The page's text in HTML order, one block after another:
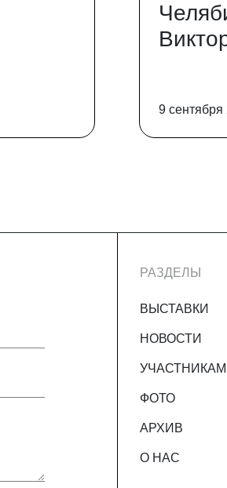
9 сентября
РАЗДЕЛЫ
ВЫСТАВКИ
НОВОСТИ
УЧАСТНИКАМ
ФОТО
АРХИВ
О НАС